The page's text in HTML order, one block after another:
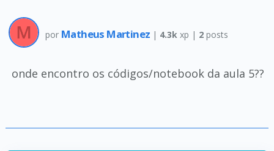
por Matheus Martinez | 4.3k xp | 2posts
onde encontro os códigos/notebook da aula 5??